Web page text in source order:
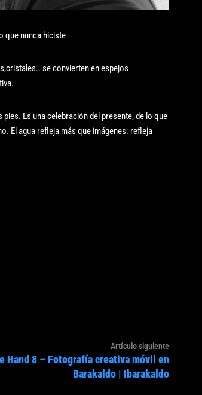
que nunca hiciste
se convierten en espejos
Es una celebración del presente, de lo que
El agua refleja más que imágenes: refleja
Artículo siguienteArtículo
siguiente:
Hand 8 – Fotografía creativa móvil en
Barakaldo | Ibarakaldo